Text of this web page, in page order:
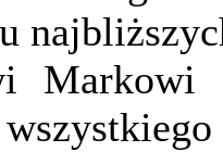
Markowi